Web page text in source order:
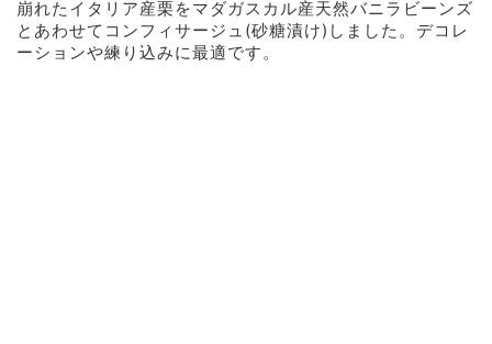
崩れたイタリア産栗をマダガスカル産天然バニラビーンズ
とあわせてコンフィサージュ(砂糖漬け)しました。デコレ
ーションや練り込みに最適です。